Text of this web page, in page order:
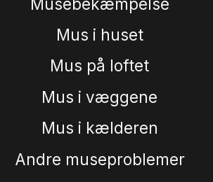
Mus i huset
Mus på loftet
Mus i væggene
Mus i kælderen
Andre museproblemer